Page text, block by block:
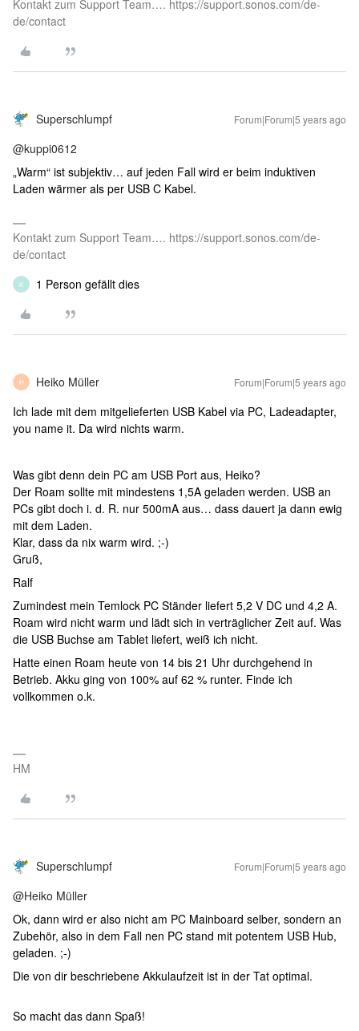
Kontakt zum Support Team…. https://support.sonos.com/de-
de/contact
Superschlumpf Forum|Forum|5 years ago
@kuppi0612
„Warm“ ist subjektiv… auf jeden Fall wird er beim induktiven
Laden wärmer als per USB C Kabel.
Kontakt zum Support Team…. https://support.sonos.com/de-
de/contact
K 1 Person gefällt dies
H Heiko Müller Forum|Forum|5 years ago
Ich lade mit dem mitgelieferten USB Kabel via PC, Ladeadapter,
you name it. Da wird nichts warm.
Was gibt denn dein PC am USB Port aus, Heiko?
Der Roam sollte mit mindestens 1,5A geladen werden. USB an
PCs gibt doch i. d. R. nur 500mA aus… dass dauert ja dann ewig
mit dem Laden.
Klar, dass da nix warm wird. ;-)
Gruß,
Ralf
Zumindest mein Temlock PC Ständer liefert 5,2 V DC und 4,2 A.
Roam wird nicht warm und lädt sich in verträglicher Zeit auf. Was
die USB Buchse am Tablet liefert, weiß ich nicht.
Hatte einen Roam heute von 14 bis 21 Uhr durchgehend in
Betrieb. Akku ging von 100% auf 62 % runter. Finde ich
vollkommen o.k.
HM
Superschlumpf Forum|Forum|5 years ago
@Heiko Müller
Ok, dann wird er also nicht am PC Mainboard selber, sondern an
Zubehör, also in dem Fall nen PC stand mit potentem USB Hub,
geladen. ;-)
Die von dir beschriebene Akkulaufzeit ist in der Tat optimal.
So macht das dann Spaß!